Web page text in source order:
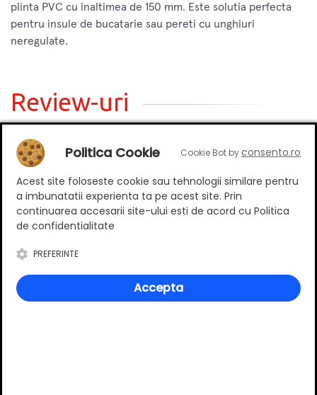
plinta PVC cu inaltimea de 150 mm. Este solutia perfecta
pentru insule de bucatarie sau pereti cu unghiuri
neregulate.
Review-uri
Deții sau ai utilizat produsul?
Spune-ți părerea acordând o nota produsului
Ratingul general al produsului
Politica Cookie Cookie Bot byconsento.ro
Acest site foloseste cookie sau tehnologii similare pentru
a imbunatatii experienta ta pe acest site. Prin
continuarea accesarii site-ului esti de acord cu Politica
de confidentialitate
PREFERINTE
Accepta